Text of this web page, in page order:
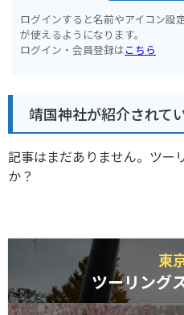
ログインすると名前やアイコン設
が使えるようになります。
ログイン・会員登録はこちら
靖国神社が紹介されて
記事はまだありません。ツー
か？
東
ツーリング